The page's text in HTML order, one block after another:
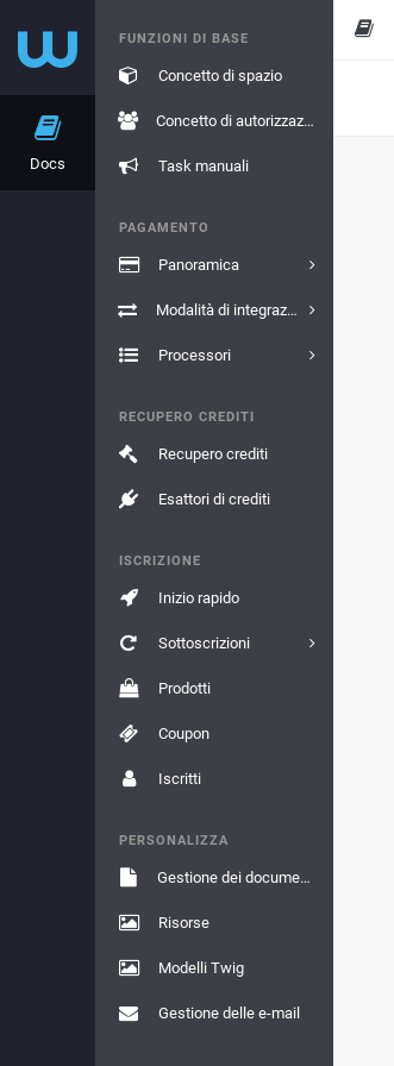
Docs
FUNZIONI DI BASE
Concetto di spazio
Concetto di autorizzazione
Task manuali
PAGAMENTO
Panoramica
Modalità di integrazione
Processori
RECUPERO CREDITI
Recupero crediti
Esattori di crediti
ISCRIZIONE
Inizio rapido
Sottoscrizioni
Prodotti
Coupon
Iscritti
PERSONALIZZA
Gestione dei documenti
Risorse
Modelli Twig
Gestione delle e-mail